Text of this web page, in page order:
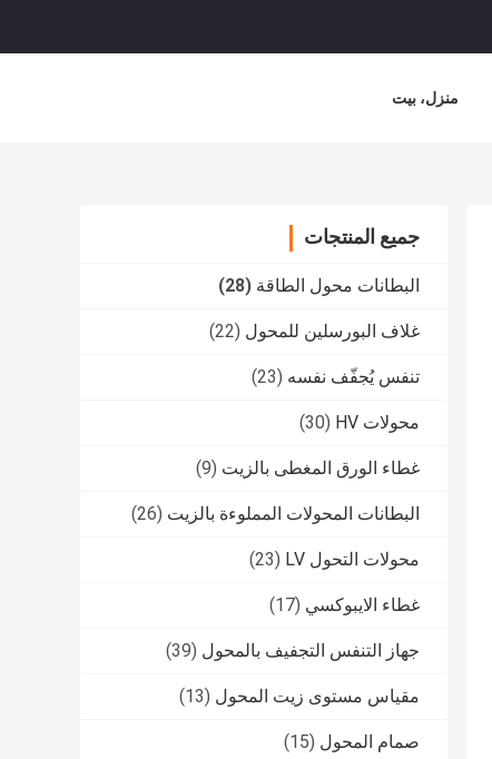
منزل، بيت
جميع المنتجات
البطانات محول الطاقة (28)
غلاف البورسلين للمحول (22)
تنفس يُجفّف نفسه (23)
محولات HV (30)
غطاء الورق المغطى بالزيت (9)
البطانات المحولات المملوءة بالزيت (26)
محولات التحول LV (23)
غطاء الايبوكسي (17)
جهاز التنفس التجفيف بالمحول (39)
مقياس مستوى زيت المحول (13)
صمام المحول (15)